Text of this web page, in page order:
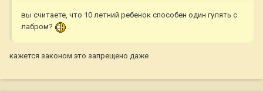
вы считаете, что 10 летний ребенок способен один гулять с
лабром?
кажется законом это запрещено даже